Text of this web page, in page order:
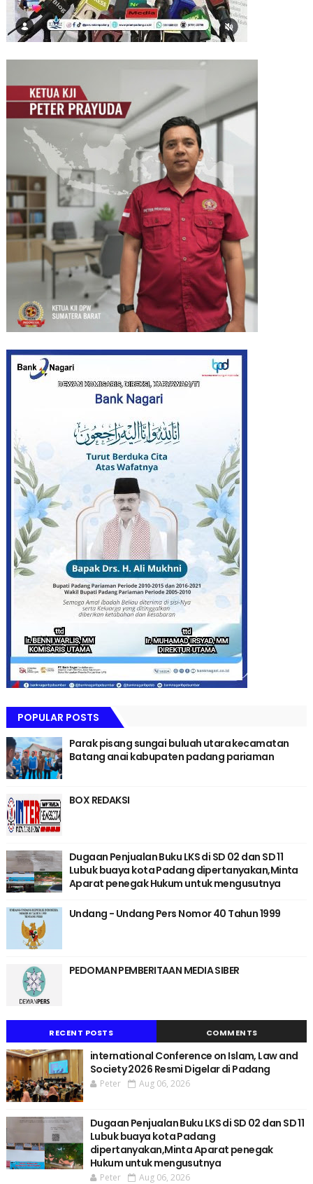
POPULAR POSTS
Parak pisang sungai buluah utara kecamatan
Batang anai kabupaten padang pariaman
BOX REDAKSI
Dugaan Penjualan Buku LKS di SD 02 dan SD 11
Lubuk buaya kota Padang dipertanyakan,Minta
Aparat penegak Hukum untuk mengusutnya
Undang - Undang Pers Nomor 40 Tahun 1999
PEDOMAN PEMBERITAAN MEDIA SIBER
RECENT POSTS COMMENTS
international Conference on Islam, Law and
Society 2026 Resmi Digelar di Padang
Peter Aug 06, 2026
Dugaan Penjualan Buku LKS di SD 02 dan SD 11
Lubuk buaya kota Padang
dipertanyakan,Minta Aparat penegak
Hukum untuk mengusutnya
Peter Aug 06, 2026